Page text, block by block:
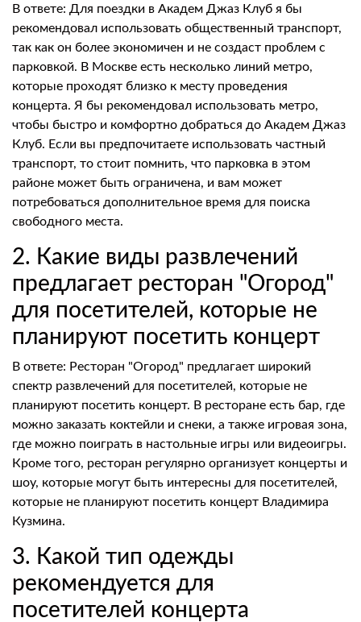
В ответе: Для поездки в Академ Джаз Клуб я бы
рекомендовал использовать общественный транспорт,
так как он более экономичен и не создаст проблем с
парковкой. В Москве есть несколько линий метро,
которые проходят близко к месту проведения
концерта. Я бы рекомендовал использовать метро,
чтобы быстро и комфортно добраться до Академ Джаз
Клуб. Если вы предпочитаете использовать частный
транспорт, то стоит помнить, что парковка в этом
районе может быть ограничена, и вам может
потребоваться дополнительное время для поиска
свободного места.
2. Какие виды развлечений
предлагает ресторан "Огород"
для посетителей, которые не
планируют посетить концерт
В ответе: Ресторан "Огород" предлагает широкий
спектр развлечений для посетителей, которые не
планируют посетить концерт. В ресторане есть бар, где
можно заказать коктейли и снеки, а также игровая зона,
где можно поиграть в настольные игры или видеоигры.
Кроме того, ресторан регулярно организует концерты и
шоу, которые могут быть интересны для посетителей,
которые не планируют посетить концерт Владимира
Кузмина.
3. Какой тип одежды
рекомендуется для
посетителей концерта